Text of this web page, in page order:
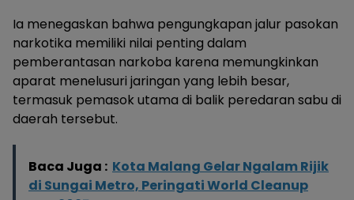
Ia menegaskan bahwa pengungkapan jalur pasokan
narkotika memiliki nilai penting dalam
pemberantasan narkoba karena memungkinkan
aparat menelusuri jaringan yang lebih besar,
termasuk pemasok utama di balik peredaran sabu di
daerah tersebut.
Baca Juga : Kota Malang Gelar Ngalam Rijik
di Sungai Metro, Peringati World Cleanup